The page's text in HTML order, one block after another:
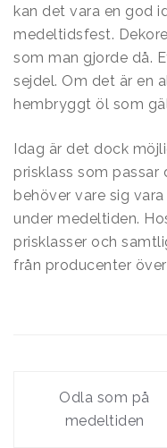
kan det vara en god
medeltidsfest.
som man gjorde då.
sejdel. Om det är en
hembryggt öl som
Idag är det dock
prisklass som passar
behöver vare sig
under medeltiden.
prisklasser och
från producenter
Odla som på
medeltiden